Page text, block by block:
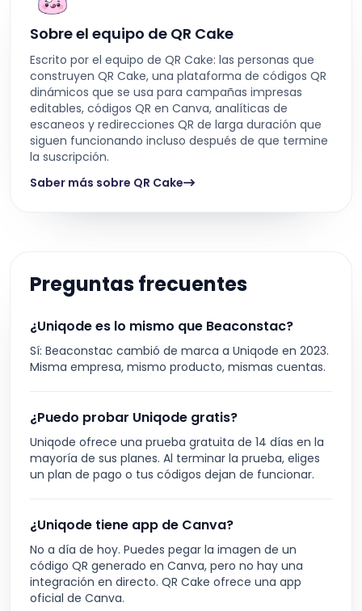
Sobre el equipo de QR Cake
Escrito por el equipo de QR Cake: las personas que
construyen QR Cake, una plataforma de códigos QR
dinámicos que se usa para campañas impresas
editables, códigos QR en Canva, analíticas de
escaneos y redirecciones QR de larga duración que
siguen funcionando incluso después de que termine
la suscripción.
Saber más sobre QR Cake
Preguntas frecuentes
¿Uniqode es lo mismo que Beaconstac?
Sí: Beaconstac cambió de marca a Uniqode en 2023.
Misma empresa, mismo producto, mismas cuentas.
¿Puedo probar Uniqode gratis?
Uniqode ofrece una prueba gratuita de 14 días en la
mayoría de sus planes. Al terminar la prueba, eliges
un plan de pago o tus códigos dejan de funcionar.
¿Uniqode tiene app de Canva?
No a día de hoy. Puedes pegar la imagen de un
código QR generado en Canva, pero no hay una
integración en directo. QR Cake ofrece una app
oficial de Canva.